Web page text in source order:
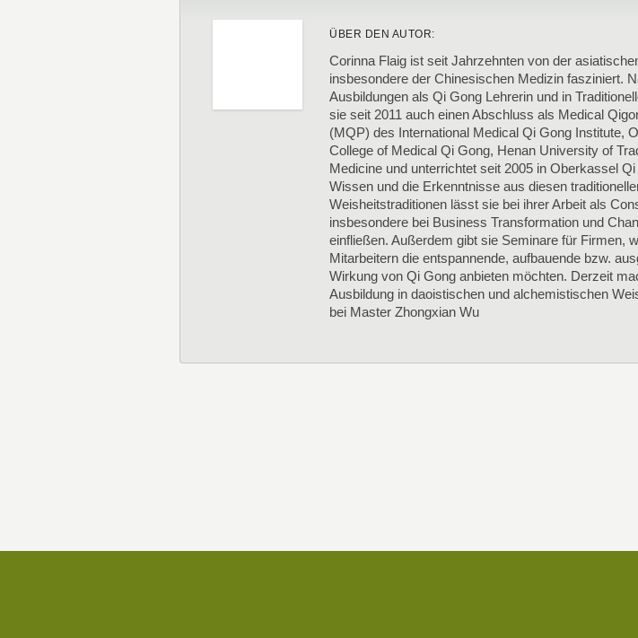
ÜBER DEN AUTOR:
Corinna Flaig ist seit Jahrzehnten von der
insbesondere der Chinesischen Medizin fasziniert.
Ausbildungen als Qi Gong Lehrerin und in
sie seit 2011 auch einen Abschluss als Medical
(MQP) des International Medical Qi Gong Institute,
College of Medical Qi Gong, Henan University of
Medicine und unterrichtet seit 2005 in Oberkassel
Wissen und die Erkenntnisse aus diesen
Weisheitstraditionen lässt sie bei ihrer Arbeit als
insbesondere bei Business Transformation und
einfließen. Außerdem gibt sie Seminare für Firmen,
Mitarbeitern die entspannende, aufbauende bzw.
Wirkung von Qi Gong anbieten möchten. Derzeit
Ausbildung in daoistischen und alchemistischen
bei Master Zhongxian Wu